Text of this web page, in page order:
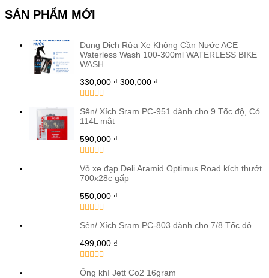
SẢN PHẨM MỚI
Dung Dịch Rửa Xe Không Cần Nước ACE
Waterless Wash 100-300ml WATERLESS BIKE
WASH
330,000₫ 300,000 ₫
Sên/ Xích Sram PC-951 dành cho 9 Tốc độ, Có
114L mắt
590,000 ₫
Vỏ xe đạp Deli Aramid Optimus Road kích thướt
700x28c gấp
550,000 ₫
Sên/ Xích Sram PC-803 dành cho 7/8 Tốc độ
499,000 ₫
Ống khí Jett Co2 16gram